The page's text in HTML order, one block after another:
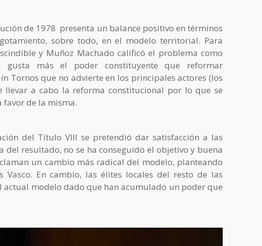
de 1978 presenta un balance positivo en términos
sobre todo, en el modelo territorial. Para
y Muñoz Machado calificó el problema como
gusta más el poder constituyente que reformar
Tornos que no advierte en los principales actores (los
llevar a cabo la reforma constitucional por lo que se
de la misma.
del Título VIII se pretendió dar satisfacción a las
del resultado, no se ha conseguido el objetivo y buena
un cambio más radical del modelo, planteando
Vasco. En cambio, las élites locales del resto de las
actual modelo dado que han acumulado un poder que